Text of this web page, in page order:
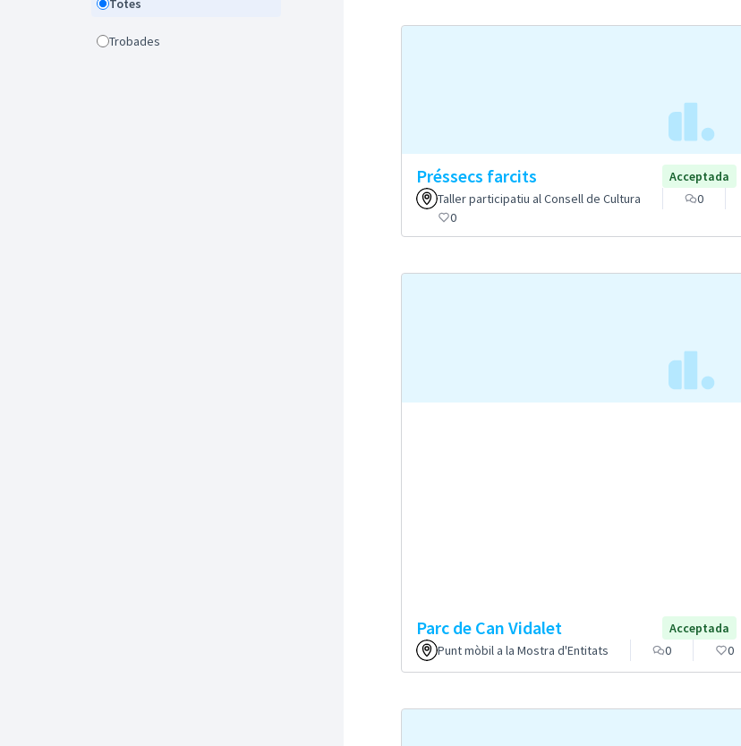
Totes
Trobades
Préssecs farcits
Acceptada
Taller participatiu al Consell de Cultura
0
0
Parc de Can Vidalet
Acceptada
Punt mòbil a la Mostra d'Entitats
0 0